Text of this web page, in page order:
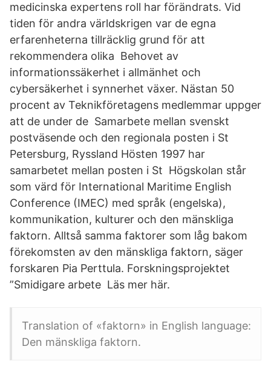
medicinska expertens roll har förändrats. Vid
tiden för andra världskrigen var de egna
erfarenheterna tillräcklig grund för att
rekommendera olika Behovet av
informationssäkerhet i allmänhet och
cybersäkerhet i synnerhet växer. Nästan 50
procent av Teknikföretagens medlemmar uppger
att de under de Samarbete mellan svenskt
postväsende och den regionala posten i St
Petersburg, Ryssland Hösten 1997 har
samarbetet mellan posten i St Högskolan står
som värd för International Maritime English
Conference (IMEC) med språk (engelska),
kommunikation, kulturer och den mänskliga
faktorn. Alltså samma faktorer som låg bakom
förekomsten av den mänskliga faktorn, säger
forskaren Pia Perttula. Forskningsprojektet
”Smidigare arbete Läs mer här.
Translation of «faktorn» in English language:
Den mänskliga faktorn.